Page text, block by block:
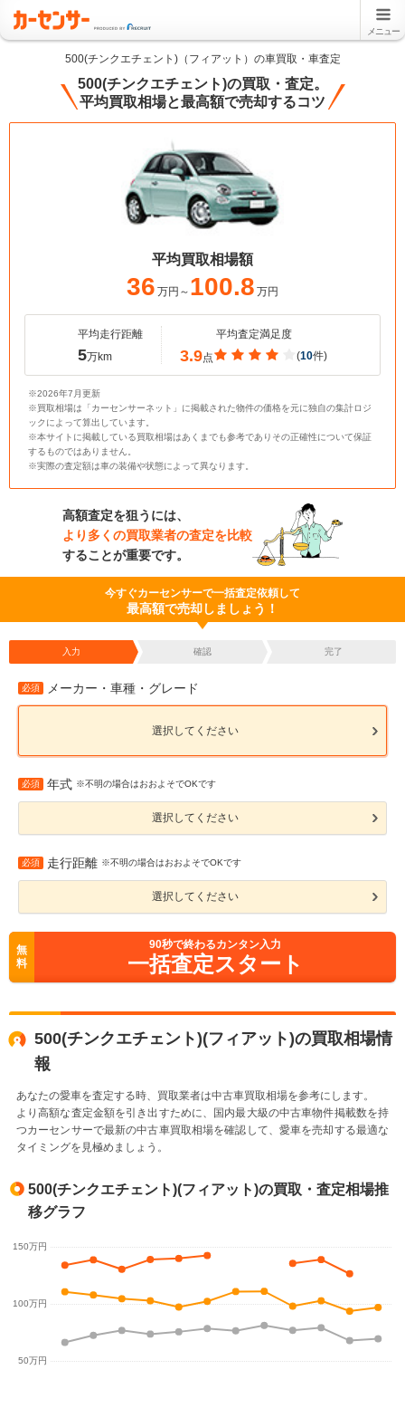
メニュー
500(チンクエチェント)（フィアット）の車買取・車査定
500(チンクエチェント)の買取・査定。
平均買取相場と最高額で売却するコツ
平均買取相場額
36 万円～ 100.8 万円
平均走行距離
5万km
平均査定満足度
3.9点 (10件)
※2026年7月更新
※買取相場は「カーセンサーネット」に掲載された物件の価格を元に独自の集計ロジ
ックによって算出しています。
※本サイトに掲載している買取相場はあくまでも参考でありその正確性について保証
するものではありません。
※実際の査定額は車の装備や状態によって異なります。
高額査定を狙うには、
より多くの買取業者の査定を比較
することが重要です。
今すぐカーセンサーで一括査定依頼して
最高額で売却しましょう！
入力 確認 完了
必須 メーカー・車種・グレード
選択してください
必須 年式 ※不明の場合はおおよそでOKです
選択してください
必須 走行距離 ※不明の場合はおおよそでOKです
選択してください
無
料
90秒で終わるカンタン入力
一括査定スタート
500(チンクエチェント)(フィアット)の買取相場情
報
あなたの愛車を査定する時、買取業者は中古車買取相場を参考にします。
より高額な査定金額を引き出すために、国内最大級の中古車物件掲載数を持
つカーセンサーで最新の中古車買取相場を確認して、愛車を売却する最適な
タイミングを見極めましょう。
500(チンクエチェント)(フィアット)の買取・査定相場推
移グラフ